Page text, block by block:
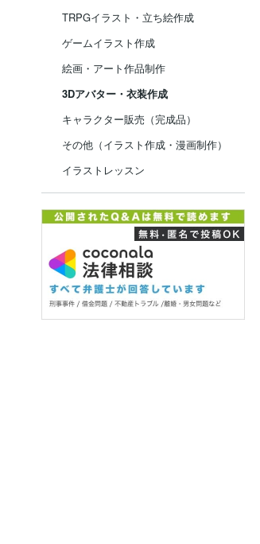
TRPGイラスト・立ち絵作成
ゲームイラスト作成
絵画・アート作品制作
3Dアバター・衣装作成
キャラクター販売（完成品）
その他（イラスト作成・漫画制作）
イラストレッスン